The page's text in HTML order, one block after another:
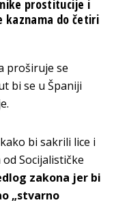
prostitucije i
kaznama do četiri
proširuje se
bi se u Španiji
bi sakrili lice i
Socijalističke
zakona jer bi
„stvarno